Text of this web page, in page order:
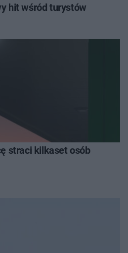
hit wśród turystów
straci kilkaset osób